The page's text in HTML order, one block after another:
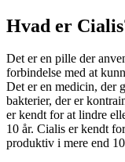
Hvad er
Det er en pille der
forbindelse med at
Det er en medicin, der
bakterier, der er
er kendt for at lindre
10 år. Cialis er kendt
produktiv i mere end